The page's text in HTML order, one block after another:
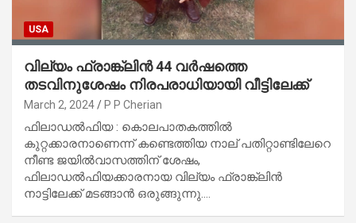
USA
വില്യം ഫ്രാങ്ക്ലിൻ 44 വർഷത്തെ
തടവിനുശേഷം നിരപരാധിയായി വീട്ടിലേക്ക്
March 2, 2024 P P Cherian
ഫിലാഡൽഫിയ : കൊലപാതകത്തിൽ
കുറ്റക്കാരനാണെന്ന് കണ്ടെത്തിയ നാല് പതിറ്റാണ്ടിലേറെ
നീണ്ട ജയിൽവാസത്തിന് ശേഷം,
ഫിലാഡൽഫിയക്കാരനായ വില്യം ഫ്രാങ്ക്ലിൻ
നാട്ടിലേക്ക് മടങ്ങാൻ ഒരുങ്ങുന്നു.…